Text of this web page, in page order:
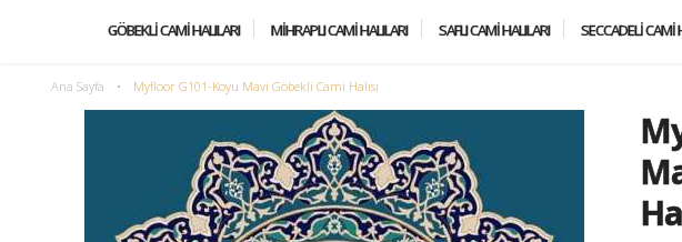
GÖBEKLI CAMI HALILARI MIHRAPLI CAMI HALILARI SAFLI CAMI HALILARI SECCADELI CAMI
Ana Sayfa • Myfloor G101-Koyu Mavi Göbekli Cami Halısı